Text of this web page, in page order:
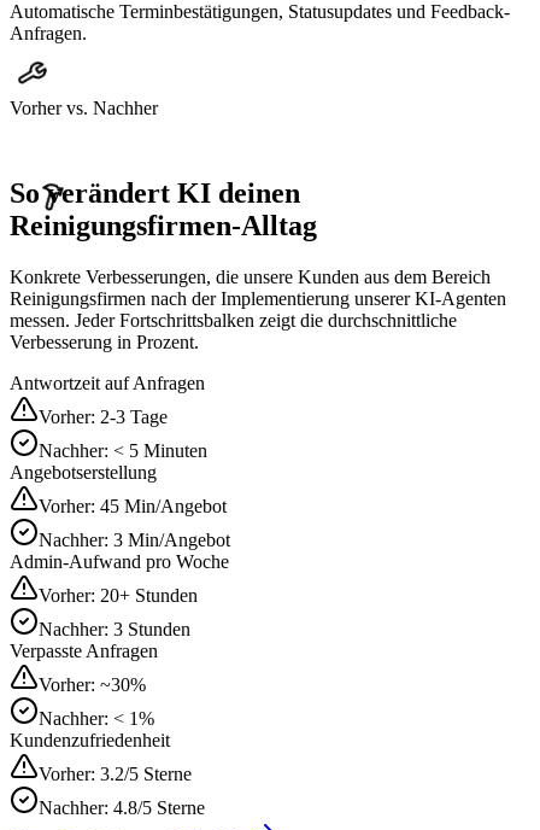
Automatische Terminbestätigungen, Statusupdates und Feedback-
Anfragen.
Vorher vs. Nachher
So verändert KI deinen
Reinigungsfirmen-Alltag
Konkrete Verbesserungen, die unsere Kunden aus dem Bereich
Reinigungsfirmen nach der Implementierung unserer KI-Agenten
messen. Jeder Fortschrittsbalken zeigt die durchschnittliche
Verbesserung in Prozent.
Antwortzeit auf Anfragen
Vorher: 2-3 Tage
Nachher: < 5 Minuten
Angebotserstellung
Vorher: 45 Min/Angebot
Nachher: 3 Min/Angebot
Admin-Aufwand pro Woche
Vorher: 20+ Stunden
Nachher: 3 Stunden
Verpasste Anfragen
Vorher: ~30%
Nachher: < 1%
Kundenzufriedenheit
Vorher: 3.2/5 Sterne
Nachher: 4.8/5 Sterne